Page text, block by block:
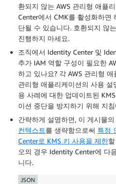
환되지 않는 AWS 관리형 애플
Center에서 CMK를 활성화하면
단될 수 있습니다. 호환되지 않
진행하지 마세요.
조직에서 Identity Center 및
추가 IAM 역할 구성이 필요한
하고 있나요? 각 AWS 관리형
관리형 애플리케이션의 사용
용 사례에 대한 업데이트된
이션 중단을 방지하기 위해 지
간략하게 설명하면, 이 게시물
컨텍스트를 생략함으로써 특정
Center로 KMS 키 사용을 제한
오의 경우 Identity Center에 다
니다.
JSON